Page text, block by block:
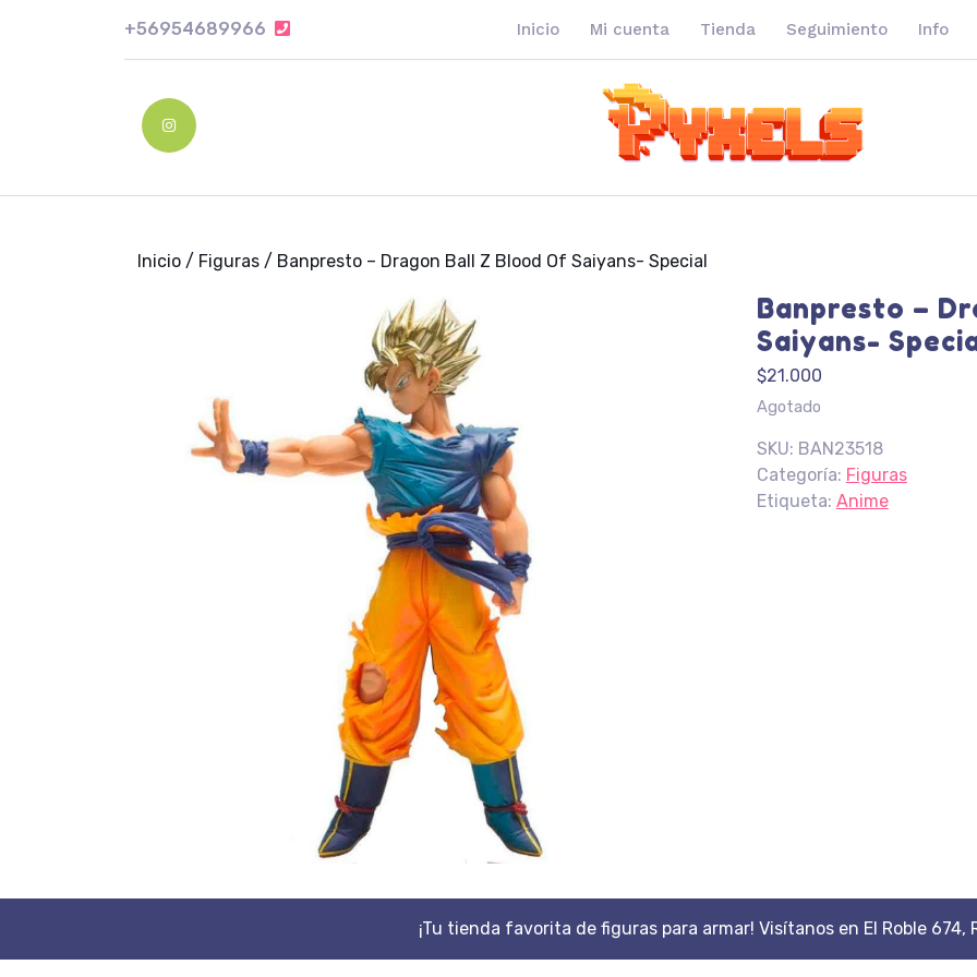
+56954689966 +56954689966 Inicio Mi cuenta Tienda Seguimiento Info
Instagram
Inicio / Figuras / Banpresto – Dragon Ball Z Blood Of Saiyans- SpeciaI
Banpresto –
Saiyans-
$21.000
Agotado
SKU: BAN23518
Categoría: Figuras
Etiqueta: Anime
¡Tu tienda favorita de figuras para armar! Visítanos en El Roble 674,